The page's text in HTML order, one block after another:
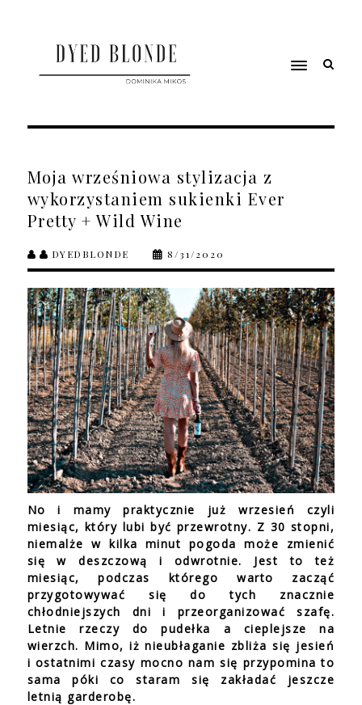
Moja wrześniowa stylizacja z
wykorzystaniem sukienki Ever
Pretty + Wild Wine
DYEDBLONDE 8/31/2020
No i mamy praktycznie już wrzesień czyli
miesiąc, który lubi być przewrotny. Z 30 stopni,
niemalże w kilka minut pogoda może zmienić
się w deszczową i odwrotnie. Jest to też
miesiąc, podczas którego warto zacząć
przygotowywać się do tych znacznie
chłodniejszych dni i przeorganizować szafę.
Letnie rzeczy do pudełka a cieplejsze na
wierzch. Mimo, iż nieubłaganie zbliża się jesień
i ostatnimi czasy mocno nam się przypomina to
sama póki co staram się zakładać jeszcze
letnią garderobę.